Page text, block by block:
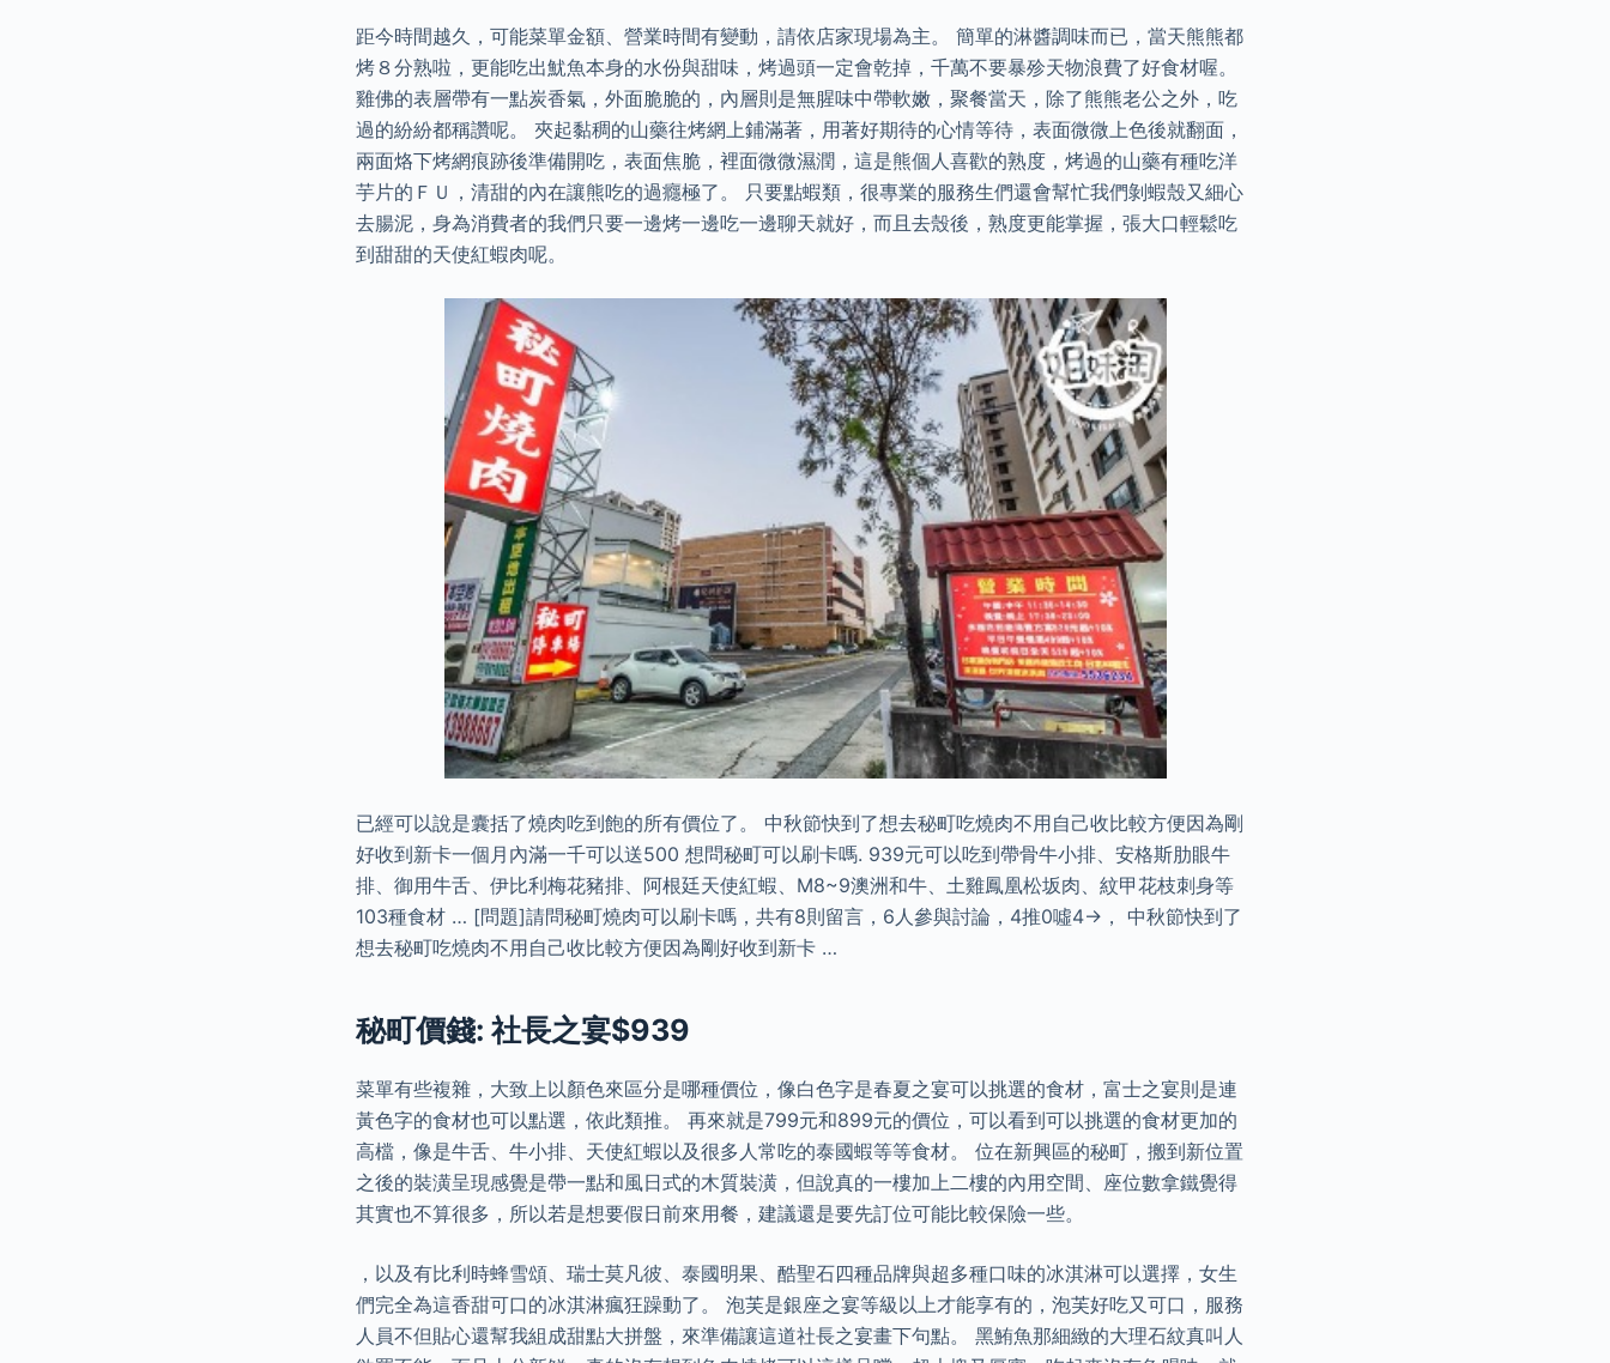
距今時間越久，可能菜單金額、營業時間有變動，請依店家現場為主。 簡單的淋醬調味而已，當天熊熊都
烤８分熟啦，更能吃出魷魚本身的水份與甜味，烤過頭一定會乾掉，千萬不要暴殄天物浪費了好食材喔。
雞佛的表層帶有一點炭香氣，外面脆脆的，內層則是無腥味中帶軟嫩，聚餐當天，除了熊熊老公之外，吃
過的紛紛都稱讚呢。 夾起黏稠的山藥往烤網上鋪滿著，用著好期待的心情等待，表面微微上色後就翻面，
兩面烙下烤網痕跡後準備開吃，表面焦脆，裡面微微濕潤，這是熊個人喜歡的熟度，烤過的山藥有種吃洋
芋片的ＦＵ，清甜的內在讓熊吃的過癮極了。 只要點蝦類，很專業的服務生們還會幫忙我們剝蝦殼又細心
去腸泥，身為消費者的我們只要一邊烤一邊吃一邊聊天就好，而且去殼後，熟度更能掌握，張大口輕鬆吃
到甜甜的天使紅蝦肉呢。
已經可以說是囊括了燒肉吃到飽的所有價位了。 中秋節快到了想去秘町吃燒肉不用自己收比較方便因為剛
好收到新卡一個月內滿一千可以送500 想問秘町可以刷卡嗎. 939元可以吃到帶骨牛小排、安格斯肋眼牛
排、御用牛舌、伊比利梅花豬排、阿根廷天使紅蝦、M8~9澳洲和牛、土雞鳳凰松坂肉、紋甲花枝刺身等
103種食材 … [問題]請問秘町燒肉可以刷卡嗎，共有8則留言，6人參與討論，4推0噓4→， 中秋節快到了
想去秘町吃燒肉不用自己收比較方便因為剛好收到新卡 …
秘町價錢: 社長之宴$939
菜單有些複雜，大致上以顏色來區分是哪種價位，像白色字是春夏之宴可以挑選的食材，富士之宴則是連
黃色字的食材也可以點選，依此類推。 再來就是799元和899元的價位，可以看到可以挑選的食材更加的
高檔，像是牛舌、牛小排、天使紅蝦以及很多人常吃的泰國蝦等等食材。 位在新興區的秘町，搬到新位置
之後的裝潢呈現感覺是帶一點和風日式的木質裝潢，但說真的一樓加上二樓的內用空間、座位數拿鐵覺得
其實也不算很多，所以若是想要假日前來用餐，建議還是要先訂位可能比較保險一些。
，以及有比利時蜂雪頌、瑞士莫凡彼、泰國明果、酷聖石四種品牌與超多種口味的冰淇淋可以選擇，女生
們完全為這香甜可口的冰淇淋瘋狂躁動了。 泡芙是銀座之宴等級以上才能享有的，泡芙好吃又可口，服務
人員不但貼心還幫我組成甜點大拼盤，來準備讓這道社長之宴畫下句點。 黑鮪魚那細緻的大理石紋真叫人